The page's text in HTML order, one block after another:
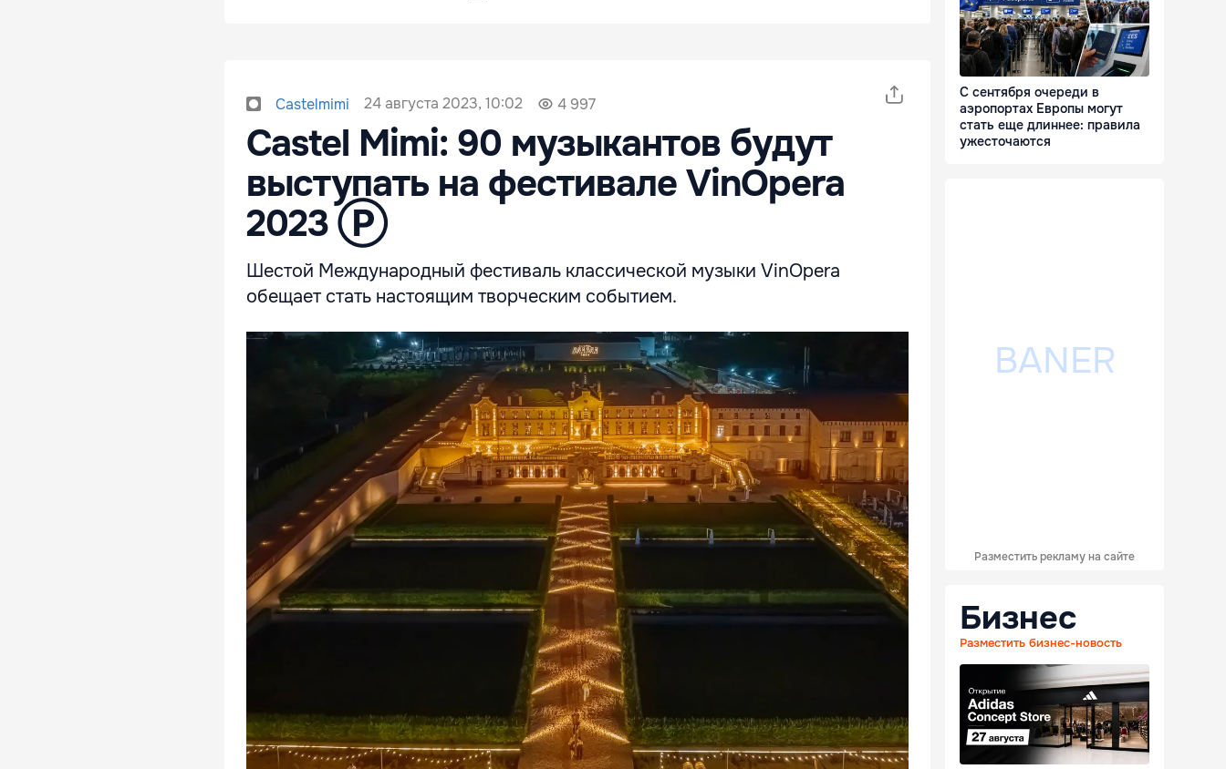
Castelmimi 24 августа 2023, 10:02 4 997
Castel Mimi: 90 музыкантов будут
выступать на фестивале VinOpera
2023 Ⓟ
Шестой Международный фестиваль классической музыки VinOpera
обещает стать настоящим творческим событием.
С сентября очереди в
аэропортах Европы могут
стать еще длиннее: правила
ужесточаются
Разместить рекламу на сайте
Бизнес
Разместить бизнес-новость